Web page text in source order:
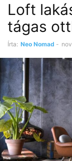
Loft
tágas
Írta: Neo Nomad -